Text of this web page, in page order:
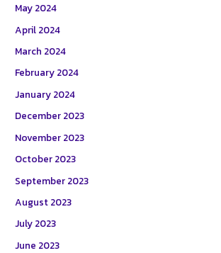
May 2024
April 2024
March 2024
February 2024
January 2024
December 2023
November 2023
October 2023
September 2023
August 2023
July 2023
June 2023